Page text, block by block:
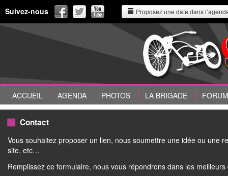
Suivez-nous Proposez une date dans
ACCUEIL AGENDA PHOTOS LA BRIGADE FORUM
Contact
Vous souhaitez proposer un lien, nous soumettre une idée ou une
site, etc…
Remplissez ce formulaire, nous vous répondrons dans les meilleurs